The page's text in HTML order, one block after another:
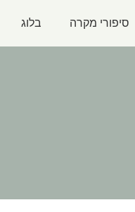
סיפורי מקרה בלוג